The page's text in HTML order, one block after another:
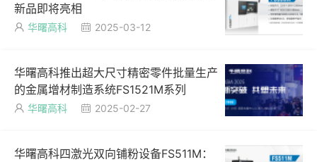
新品即将亮相
 华曙高科  2025-03-12
华曙高科推出超大尺寸精密零件批量生产
的金属增材制造系统FS1521M系列
 华曙高科  2025-02-27
华曙高科四激光双向铺粉设备FS511M：